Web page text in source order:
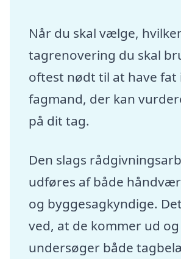
Når du skal vælge,
tagrenovering du skal
oftest nødt til at have fat
fagmand, der kan
på dit tag.
Den slags
udføres af både
og byggesagkyndige.
ved, at de kommer ud og
undersøger både